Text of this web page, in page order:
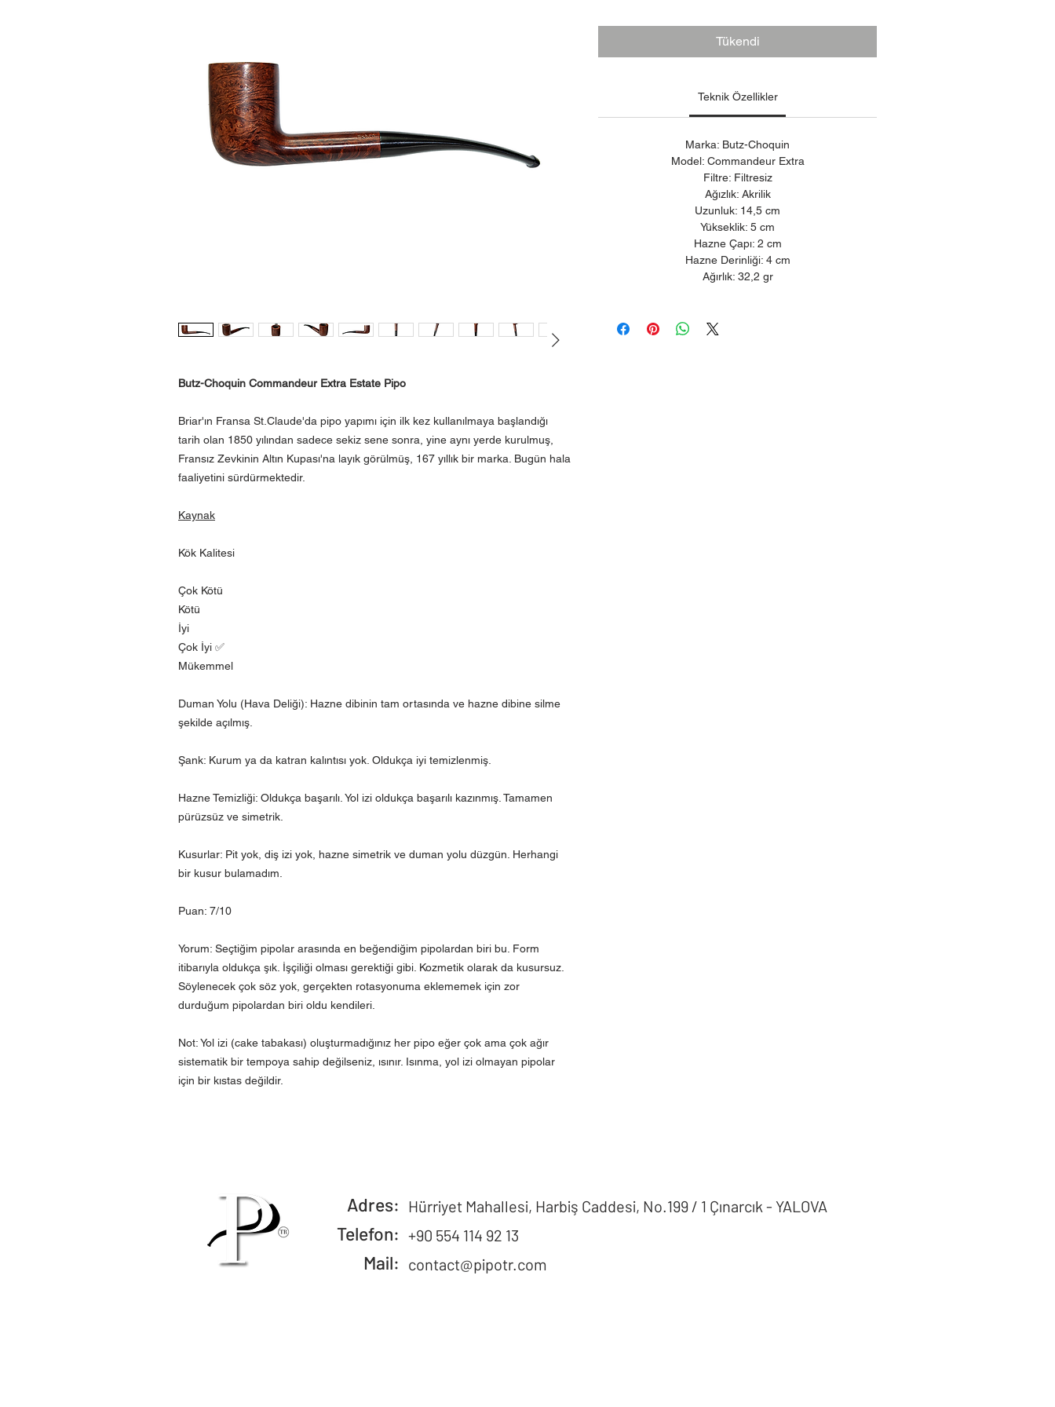
Butz-Choquin Commandeur Extra Estate Pipo
Briar'ın Fransa St.Claude'da pipo yapımı için ilk kez kullanılmaya başlandığı
tarih olan 1850 yılından sadece sekiz sene sonra, yine aynı yerde kurulmuş,
Fransız Zevkinin Altın Kupası'na layık görülmüş, 167 yıllık bir marka. Bugün hala
faaliyetini sürdürmektedir.
Kaynak
Kök Kalitesi
Çok Kötü
Kötü
İyi
Çok İyi ✅
Mükemmel
Duman Yolu (Hava Deliği): Hazne dibinin tam ortasında ve hazne dibine silme
şekilde açılmış.
Şank: Kurum ya da katran kalıntısı yok. Oldukça iyi temizlenmiş.
Hazne Temizliği: Oldukça başarılı. Yol izi oldukça başarılı kazınmış. Tamamen
pürüzsüz ve simetrik.
Kusurlar: Pit yok, diş izi yok, hazne simetrik ve duman yolu düzgün. Herhangi
bir kusur bulamadım.
Puan: 7/10
Yorum: Seçtiğim pipolar arasında en beğendiğim pipolardan biri bu. Form
itibarıyla oldukça şık. İşçiliği olması gerektiği gibi. Kozmetik olarak da kusursuz.
Söylenecek çok söz yok, gerçekten rotasyonuma eklememek için zor
durduğum pipolardan biri oldu kendileri.
Not: Yol izi (cake tabakası) oluşturmadığınız her pipo eğer çok ama çok ağır
sistematik bir tempoya sahip değilseniz, ısınır. Isınma, yol izi olmayan pipolar
için bir kıstas değildir.
Tükendi
Teknik Özellikler
Marka: Butz-Choquin
Model: Commandeur Extra
Filtre: Filtresiz
Ağızlık: Akrilik
Uzunluk: 14,5 cm
Yükseklik: 5 cm
Hazne Çapı: 2 cm
Hazne Derinliği: 4 cm
Ağırlık: 32,2 gr
Adres:
Telefon:
Mail:
Hürriyet Mahallesi, Harbiş Caddesi, No.199 / 1 Çınarcık - YALOVA
+90 554 114 92 13
contact@pipotr.com